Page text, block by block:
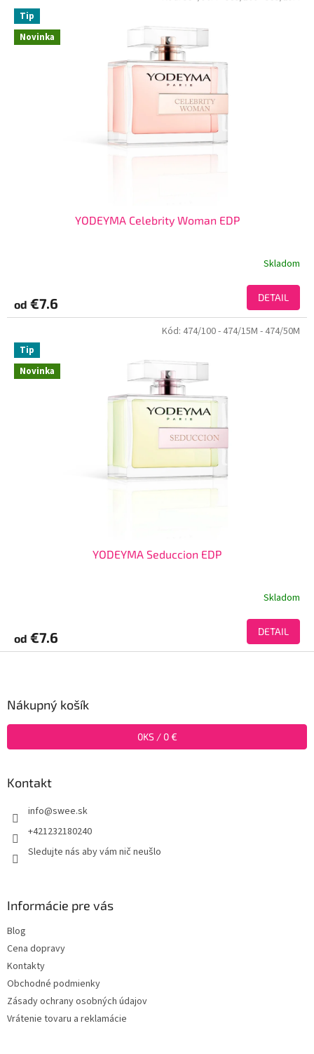
Novinka
Tip
YODEYMA Celebrity Woman EDP
Skladom
od €7.6 DETAIL
Novinka
Tip
YODEYMA Seduccion EDP
Skladom
od €7.6 DETAIL
Kód: 474/100- 474/15M - 474/50M
Nákupný košík
0KS / 0 €
Kontakt
info@swee.sk
+421232180240
Sledujte nás aby vám nič neušlo
Informácie pre vás
Blog
Cena dopravy
Kontakty
Obchodné podmienky
Zásady ochrany osobných údajov
Vrátenie tovaru a reklamácie